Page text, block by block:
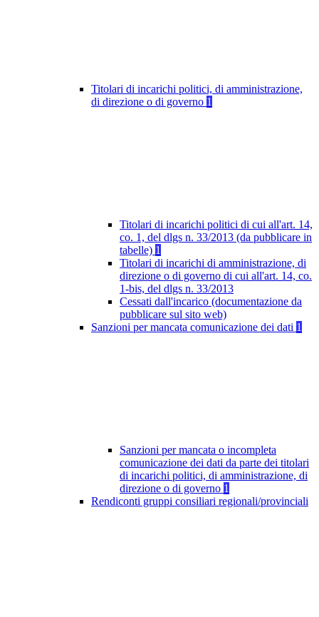
Titolari di incarichi politici, di amministrazione,
di direzione o di governo 1
Titolari di incarichi politici di cui all'art. 14,
co. 1, del dlgs n. 33/2013 (da pubblicare in
tabelle) 1
Titolari di incarichi di amministrazione, di
direzione o di governo di cui all'art. 14, co.
1-bis, del dlgs n. 33/2013
Cessati dall'incarico (documentazione da
pubblicare sul sito web)
Sanzioni per mancata comunicazione dei dati 1
Sanzioni per mancata o incompleta
comunicazione dei dati da parte dei titolari
di incarichi politici, di amministrazione, di
direzione o di governo 1
Rendiconti gruppi consiliari regionali/provinciali